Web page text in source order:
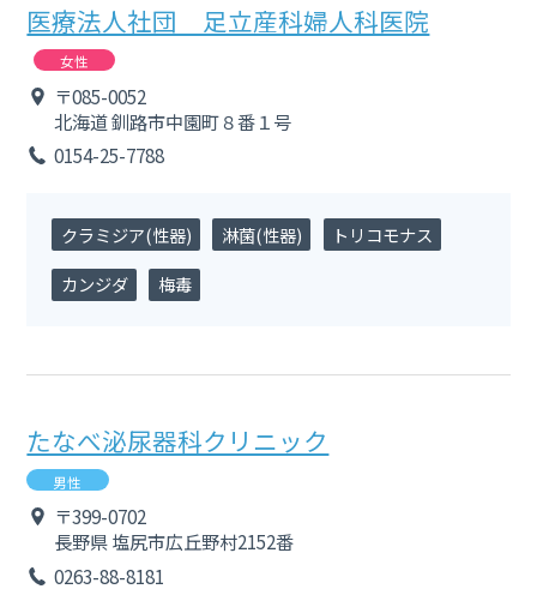
医療法人社団 足立産科婦人科医院
女性
〒085-0052
北海道釧路市中園町８番１号
0154-25-7788
クラミジア(性器) 淋菌(性器)
トリコモナス
カンジダ
梅毒
たなべ泌尿器科クリニック
男性
〒399-0702
長野県塩尻市広丘野村2152番
0263-88-8181